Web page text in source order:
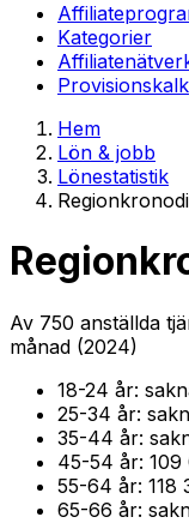
Kategorier
Hem
Lön & jobb
Lönestatistik
Av 750 anställda
månad (2024)
18-24 år:
25-34 år:
35-44 år:
45-54 år:
55-64 år: 118
65-66 år: